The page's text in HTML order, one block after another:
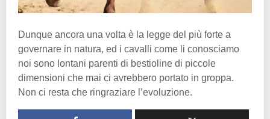
Dunque ancora una volta è la legge del più forte a
governare in natura, ed i cavalli come li conosciamo
noi sono lontani parenti di bestioline di piccole
dimensioni che mai ci avrebbero portato in groppa.
Non ci resta che ringraziare l’evoluzione.